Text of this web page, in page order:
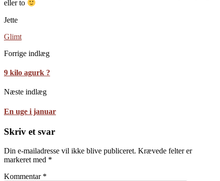
eller to
Jette
Glimt
Forrige indlæg
9 kilo agurk ?
Næste indlæg
En uge i januar
Skriv et svar
Din e-mailadresse vil ikke blive publiceret. Krævede felter er
markeret med *
Kommentar *